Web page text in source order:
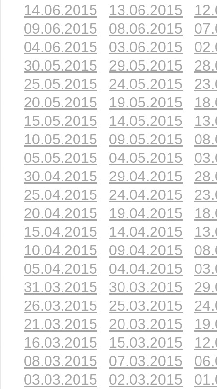
14.06.2015
13.06.2015
09.06.2015
08.06.2015
04.06.2015
03.06.2015
30.05.2015
29.05.2015
25.05.2015
24.05.2015
20.05.2015
19.05.2015
15.05.2015
14.05.2015
10.05.2015
09.05.2015
05.05.2015
04.05.2015
30.04.2015
29.04.2015
25.04.2015
24.04.2015
20.04.2015
19.04.2015
15.04.2015
14.04.2015
10.04.2015
09.04.2015
05.04.2015
04.04.2015
31.03.2015
30.03.2015
26.03.2015
25.03.2015
21.03.2015
20.03.2015
16.03.2015
15.03.2015
08.03.2015
07.03.2015
03.03.2015
02.03.2015